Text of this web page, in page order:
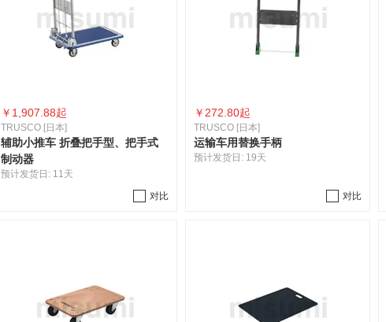
￥ 1,907.88起
TRUSCO [日本]
辅助小推车 折叠把手型、把手式
制动器
预计发货日: 11天
对比
￥ 272.80起
TRUSCO [日本]
运输车用替换手柄
预计发货日: 19天
对比